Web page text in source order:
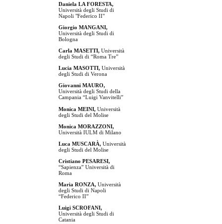
Daniela LA FORESTA,
Università degli Studi di
Napoli "Federico II"
Giorgio MANGANI,
Università degli Studi di
Bologna
Carla MASETTI, Università
degli Studi di “Roma Tre”
Lucia MASOTTI, Università
degli Studi di Verona
Giovanni MAURO,
Università degli Studi della
Campania “Luigi Vanvitelli”
Monica MEINI, Università
degli Studi del Molise
Monica MORAZZONI,
Università IULM di Milano
Luca MUSCARÀ, Università
degli Studi del Molise
Cristiano PESARESI,
“Sapienza” Università di
Roma
Maria RONZA, Università
degli Studi di Napoli
“Federico II”
Luigi SCROFANI,
Università degli Studi di
Catania